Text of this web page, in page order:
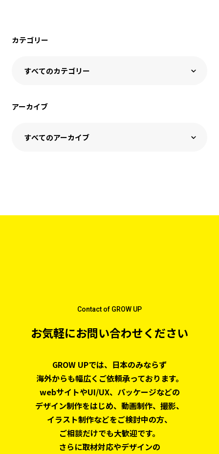
カテゴリー
アーカイブ
お気軽にお問い合わせください
Contact of GROW UP
GROW UPでは、日本のみならず
海外からも幅広くご依頼承っております。
webサイトやUI/UX、パッケージなどの
デザイン制作をはじめ、 動画制作、撮影、
イラスト制作などをご検討中の方、
ご相談だけでも大歓迎です。
さらに取材対応やデザインの